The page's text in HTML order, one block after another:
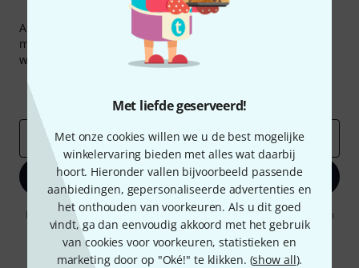
Met liefde geserveerd!
Met onze cookies willen we u de best mogelijke
winkelervaring bieden met alles wat daarbij
hoort. Hieronder vallen bijvoorbeeld passende
aanbiedingen, gepersonaliseerde advertenties en
het onthouden van voorkeuren. Als u dit goed
vindt, ga dan eenvoudig akkoord met het gebruik
van cookies voor voorkeuren, statistieken en
marketing door op "Oké!" te klikken. (show all).
Thomann nieuwsbrief
Abonneer u op de Thomann-nieuwsbrief in het Engels en
met een beetje geluk kunt u een van
waarde van
per stuk winnen!
Thomann-inzichten
E-Mail adres*
Registreer nu
Door op "Registreer nu" te klikken, gaat u akkoord met het ontvangen
van e-mailreclame. U kunt zich op elk moment afmelden. Meer
informatie over de nieuwsbrief vindt u in onzerichtlijn
gegevensbescherming